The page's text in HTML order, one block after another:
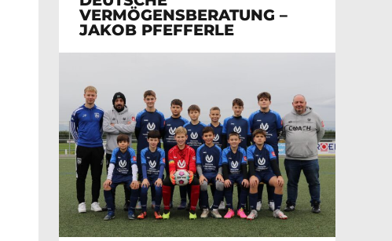
VERMÖGENSBERATUNG –
JAKOB PFEFFERLE